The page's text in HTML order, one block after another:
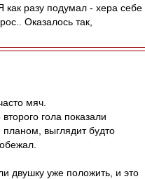
как разу подумал - хера себе
Оказалось так,
мяч.
гола показали
выглядит будто
двушку уже положить, и это